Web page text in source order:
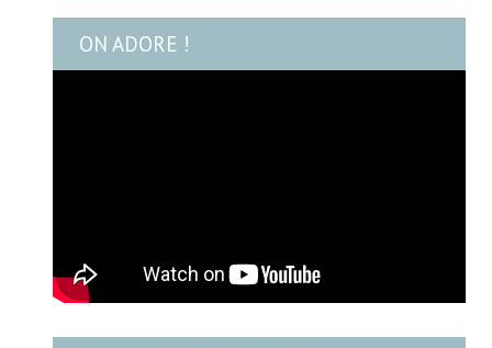
ON ADORE !